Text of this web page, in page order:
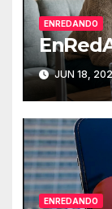
ENREDANDO
JUN 18,
ENREDANDO